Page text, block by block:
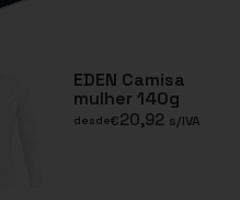
EDEN Camisa
mulher 140g
desde€20,92 s/IVA